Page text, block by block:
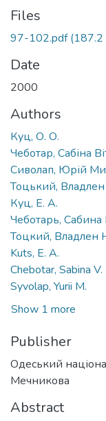
Files
97-102.pdf(187.2
Date
2000
Authors
Куц, О. О.
Чеботар, Сабіна
Сиволап, Юрій
Тоцький,
Куц, Е. A.
Чеботарь, Сабина
Тоцкий, Владлен
Kuts, Е. A.
Chebotar, Sabina V.
Syvolap, Yurii M.
Show 1 more
Publisher
Одеський
Мечникова
Abstract